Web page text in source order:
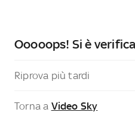
Ooooops! Si è
Riprova più tardi
Torna a Video Sky